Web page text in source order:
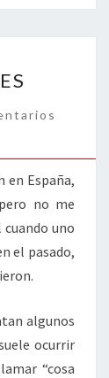
en España,
no me
uno
el pasado,
algunos
ocurrir
“cosa